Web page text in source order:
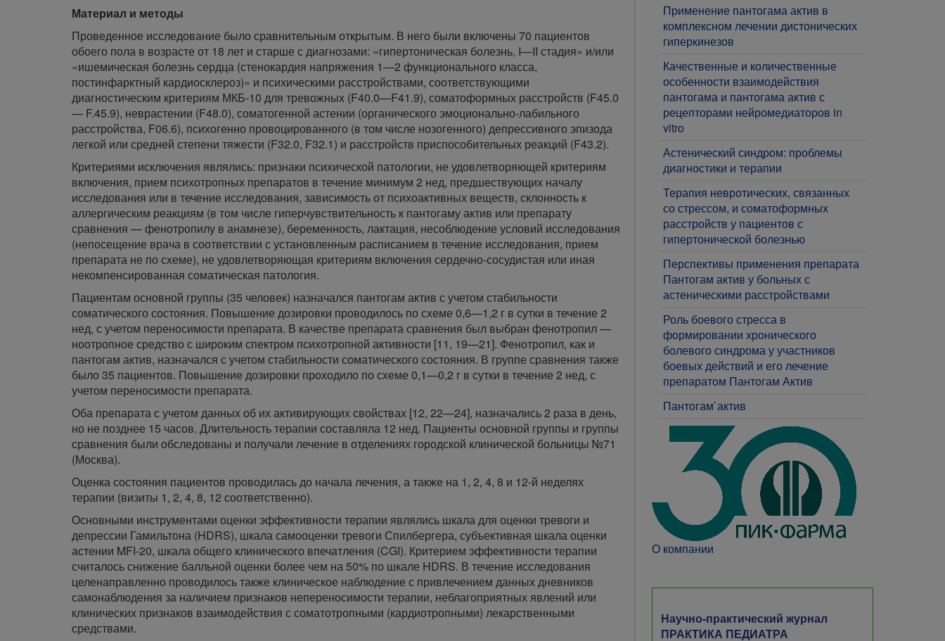
Материал и методы
Проведенное исследование было сравнительным открытым. В него были включены 70 пациентов
обоего пола в возрасте от 18 лет и старше с диагнозами: «гипертоническая болезнь, I—II стадия» и/или
«ишемическая болезнь сердца (стенокардия напряжения 1—2 функционального класса,
постинфарктный кардиосклероз)» и психическими расстройствами, соответствующими
диагностическим критериям МКБ-10 для тревожных (F40.0—F41.9), соматоформных расстройств (F45.0
— F.45.9), неврастении (F48.0), соматогенной астении (органического эмоционально-лабильного
расстройства, F06.6), психогенно провоцированного (в том числе нозогенного) депрессивного эпизода
легкой или средней степени тяжести (F32.0, F32.1) и расстройств приспособительных реакций (F43.2).
Критериями исключения являлись: признаки психической патологии, не удовлетворяющей критериям
включения, прием психотропных препаратов в течение минимум 2 нед, предшествующих началу
исследования или в течение исследования, зависимость от психоактивных веществ, склонность к
аллергическим реакциям (в том числе гиперчувствительность к пантогаму актив или препарату
сравнения — фенотропилу в анамнезе), беременность, лактация, несоблюдение условий исследования
(непосещение врача в соответствии с установленным расписанием в течение исследования, прием
препарата не по схеме), не удовлетворяющая критериям включения сердечно-сосудистая или иная
некомпенсированная соматическая патология.
Пациентам основной группы (35 человек) назначался пантогам актив с учетом стабильности
соматического состояния. Повышение дозировки проводилось по схеме 0,6—1,2 г в сутки в течение 2
нед, с учетом переносимости препарата. В качестве препарата сравнения был выбран фенотропил —
ноотропное средство с широким спектром психотропной активности [11, 19—21]. Фенотропил, как и
пантогам актив, назначался с учетом стабильности соматического состояния. В группе сравнения также
было 35 пациентов. Повышение дозировки проходило по схеме 0,1—0,2 г в сутки в течение 2 нед, с
учетом переносимости препарата.
Оба препарата с учетом данных об их активирующих свойствах [12, 22—24], назначались 2 раза в день,
но не позднее 15 часов. Длительность терапии составляла 12 нед. Пациенты основной группы и группы
сравнения были обследованы и получали лечение в отделениях городской клинической больницы №71
(Москва).
Оценка состояния пациентов проводилась до начала лечения, а также на 1, 2, 4, 8 и 12-й неделях
терапии (визиты 1, 2, 4, 8, 12 соответственно).
Основными инструментами оценки эффективности терапии являлись шкала для оценки тревоги и
депрессии Гамильтона (HDRS), шкала самооценки тревоги Спилбергера, субъективная шкала оценки
астении MFI-20, шкала общего клинического впечатления (CGI). Критерием эффективности терапии
считалось снижение балльной оценки более чем на 50% по шкале HDRS. В течение исследования
целенаправленно проводилось также клиническое наблюдение с привлечением данных дневников
самонаблюдения за наличием признаков непереносимости терапии, неблагоприятных явлений или
клинических признаков взаимодействия с соматотропными (кардиотропными) лекарственными
средствами.
Применение пантогама актив в
комплексном лечении дистонических
гиперкинезов
Качественные и количественные
особенности взаимодействия
пантогама и пантогама актив с
рецепторами нейромедиаторов in
vitro
Астенический синдром: проблемы
диагностики и терапии
Терапия невротических, связанных
со стрессом, и соматоформных
расстройств у пациентов с
гипертонической болезнью
Перспективы применения препарата
Пантогам актив у больных с
астеническими расстройствами
Роль боевого стресса в
формировании хронического
болевого синдрома у участников
боевых действий и его лечение
препаратом Пантогам Актив
Пантогам`актив
О компании
Научно-практический журнал
ПРАКТИКА ПЕДИАТРА